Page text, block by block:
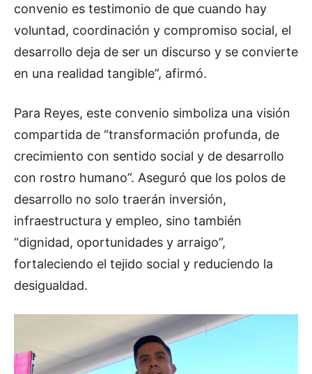
convenio es testimonio de que cuando hay
voluntad, coordinación y compromiso social, el
desarrollo deja de ser un discurso y se convierte
en una realidad tangible”, afirmó.
Para Reyes, este convenio simboliza una visión
compartida de “transformación profunda, de
crecimiento con sentido social y de desarrollo
con rostro humano”. Aseguró que los polos de
desarrollo no solo traerán inversión,
infraestructura y empleo, sino también
“dignidad, oportunidades y arraigo”,
fortaleciendo el tejido social y reduciendo la
desigualdad.